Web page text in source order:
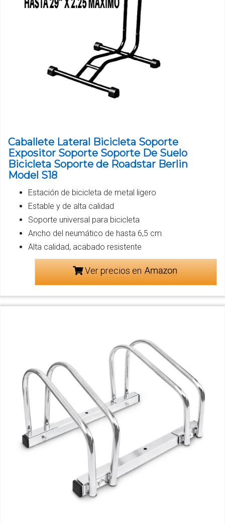
Caballete Lateral Bicicleta Soporte
Expositor Soporte Soporte De Suelo
Bicicleta Soporte de Roadstar Berlin
Model S18
Estación de bicicleta de metal ligero
Estable y de alta calidad
Soporte universal para bicicleta
Ancho del neumático de hasta 6,5 cm
Alta calidad, acabado resistente
Ver precios en